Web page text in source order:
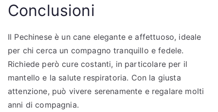
Conclusioni
Il Pechinese è un cane elegante e affettuoso, ideale
per chi cerca un compagno tranquillo e fedele.
Richiede però cure costanti, in particolare per il
mantello e la salute respiratoria. Con la giusta
attenzione, può vivere serenamente e regalare molti
anni di compagnia.